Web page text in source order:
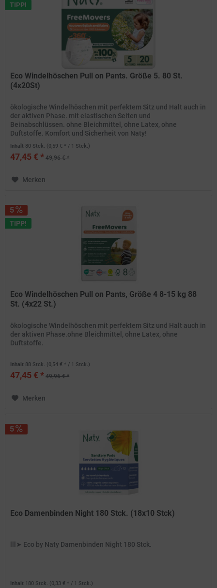
TIPP!
Eco Windelhöschen Pull on Pants. Größe 5. 80 St.
(4x20St)
ökologische Windelhöschen mit perfektem Sitz und Halt auch in
der aktiven Phase. mit elastischen Seiten und
Beinabschlüssen. ohne Bleichmittel, ohne Latex, ohne
Duftstoffe. Komfort und Sicherheit von Naty!
Inhalt 80 Stck. (0,59 € * / 1 Stck.)
47,45 € * 49,96 € *
Merken
5
TIPP!
Eco Windelhöschen Pull on Pants, Größe 4 8-15 kg 88
St. (4x22 St.)
ökologische Windelhöschen mit perfektem Sitz und Halt auch in
der aktiven Phase.ohne Bleichmittel, ohne Latex, ohne
Duftstoffe.
Inhalt 88 Stck. (0,54 € * / 1 Stck.)
47,45 € * 49,96 € *
Merken
5
Eco Damenbinden Night 180 Stck. (18x10 Stck)
lll➤ Eco by Naty Damenbinden Night 180 Stck.
Inhalt 180 Stck. (0,33 € * / 1 Stck.)